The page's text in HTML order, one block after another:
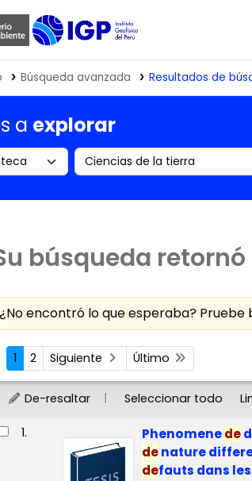
Biblioteca IGP
Búsqueda avanzada Resultados de
a explorar
by: Buscar en el catálogo
búsqueda
¿No encontró lo que esperaba? Pruebe
Ordenar
1 2 Siguiente Último
De-resaltar Seleccionar todo
1. Phenomenede
denature
defauts dans